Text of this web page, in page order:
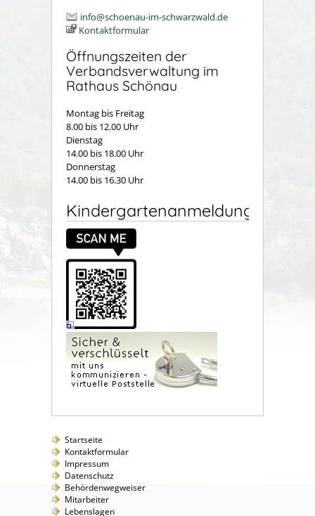
info@schoenau-im-schwarzwald.de
Kontaktformular
Öffnungszeiten der
Verbandsverwaltung im
Rathaus Schönau
Montag bis Freitag
8.00 bis 12.00 Uhr
Dienstag
14.00 bis 18.00 Uhr
Donnerstag
14.00 bis 16.30 Uhr
Kindergartenanmeldung
Startseite
Kontaktformular
Impressum
Datenschutz
Behördenwegweiser
Mitarbeiter
Lebenslagen